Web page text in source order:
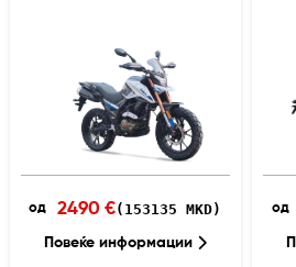
Повеќе информации
од 2490 €(153135 MKD) од